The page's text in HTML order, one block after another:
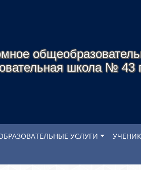
школа № 43
УСЛУГИ